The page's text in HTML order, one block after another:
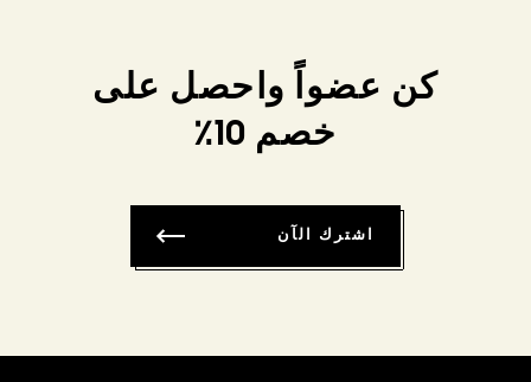
كن عضواً واحصل على
خصم 10٪
اشترك الآن